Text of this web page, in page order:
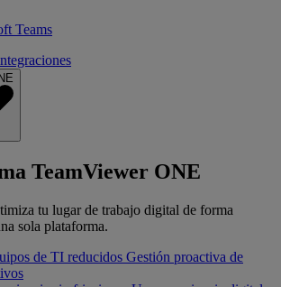
Teams
TeamViewer ONE
tu lugar de trabajo digital de forma
sola plataforma.
de TI reducidos Gestión proactiva de